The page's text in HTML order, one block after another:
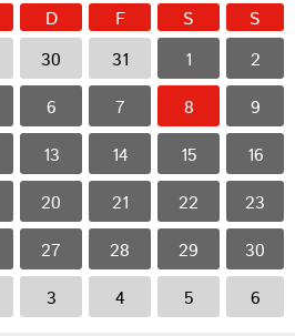
D F S S
30 31 1 2
6 7 8 9
13 14 15 16
20 21 22 23
27 28 29 30
3 4 5 6